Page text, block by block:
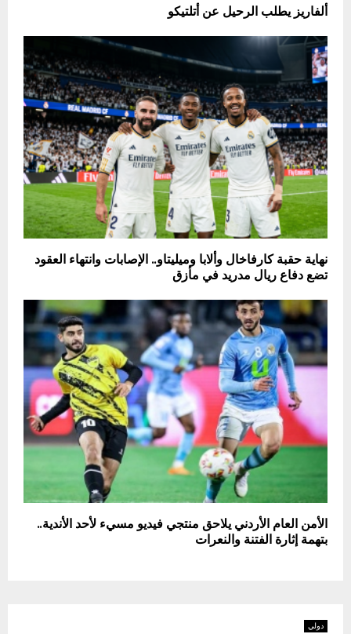
ألفاريز يطلب الرحيل عن أتلتيكو
نهاية حقبة كارفاخال وألابا وميليتاو.. الإصابات وانتهاء العقود
تضع دفاع ريال مدريد في مأزق
الأمن العام الأردني يلاحق منتجي فيديو مسيء لأحد الأندية..
بتهمة إثارة الفتنة والنعرات
دولي